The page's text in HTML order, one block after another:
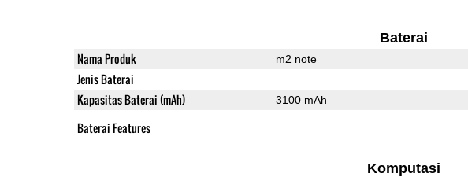
Baterai
Nama Produk m2 note
Jenis Baterai
Kapasitas Baterai (mAh) 3100 mAh
Baterai Features
Komputasi